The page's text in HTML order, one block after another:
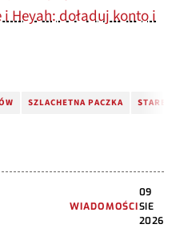
Heyah: doładuj konto i
SZLACHETNA PACZKA STARE
WIADOMOŚCI
09
SIE
2026